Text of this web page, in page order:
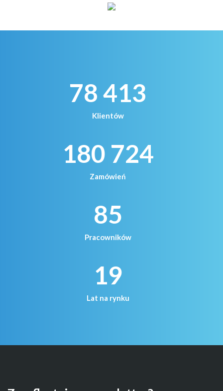
78 413
Klientów
180 724
Zamówień
85
Pracowników
19
Lat na rynku